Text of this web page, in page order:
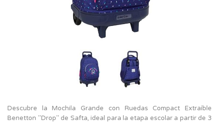
Descubre la Mochila Grande con Ruedas Compact Extraíble
Benetton "Drop" de Safta, ideal para la etapa escolar a partir de 3